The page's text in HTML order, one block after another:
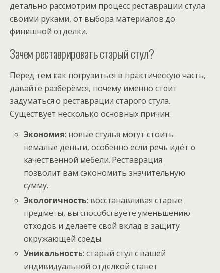
детально рассмотрим процесс реставрации стула
своими руками, от выбора материалов до
финишной отделки.
Зачем реставрировать старый стул?
Перед тем как погрузиться в практическую часть,
давайте разберёмся, почему именно стоит
задуматься о реставрации старого стула.
Существует несколько основных причин:
Экономия: новые стулья могут стоить
немалые деньги, особенно если речь идёт о
качественной мебели. Реставрация
позволит вам сэкономить значительную
сумму.
Экологичность: восстанавливая старые
предметы, вы способствуете уменьшению
отходов и делаете свой вклад в защиту
окружающей среды.
Уникальность: старый стул с вашей
индивидуальной отделкой станет